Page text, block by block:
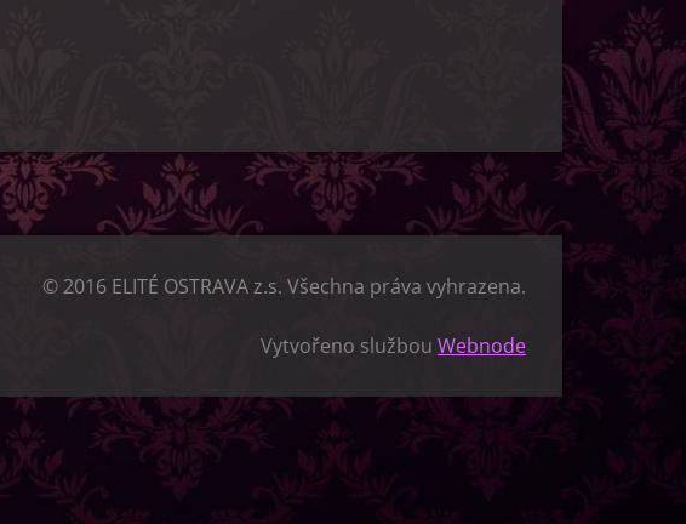
© 2016 ELITÉ OSTRAVA z.s. Všechna práva vyhrazena.
Vytvořeno službou Webnode